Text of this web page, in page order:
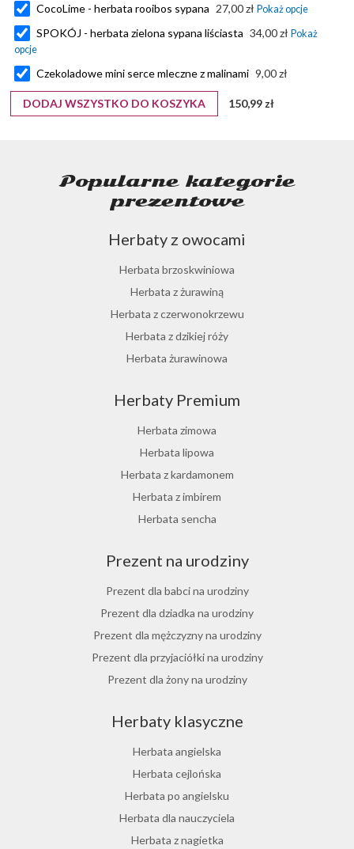
CocoLime - herbata rooibos sypana 27,00 zł
SPOKÓJ - herbata zielona sypana liściasta 34,00 zł
Czekoladowe mini serce mleczne z malinami 9,00 zł
DODAJ WSZYSTKO DO KOSZYKA 150,99 zł
Popularne kategorie
prezentowe
Herbaty z owocami
Herbata brzoskwiniowa
Herbata z żurawiną
Herbata z czerwonokrzewu
Herbata z dzikiej róży
Herbata żurawinowa
Ostrokrzew paragwajski
Hibiskus herbata
Herbata różana
Herbata z lukrecji
Herbata z rokitnika
Herbata jesienna
Herbaty Premium
Herbata zimowa
Herbata lipowa
Herbata z kardamonem
Herbata z imbirem
Herbata sencha
Herbata jaśminowa
Herbata jasminowa
Herbata rumiankowa
Koper włoski herbata
Herbata z goździkami
Herbata z cynamonem
Prezent na urodziny
Prezent dla babci na urodziny
Prezent dla dziadka na urodziny
Prezent dla mężczyzny na urodziny
Prezent dla przyjaciółki na urodziny
Prezent dla żony na urodziny
Prezent dla dziewczyny na urodziny
Prezent dla koleżanki na urodziny
Prezent dla mamy na urodziny
Prezent dla taty na urodziny
Prezent dla męża na urodziny
Prezent dla przyjaciela na urodziny
Herbaty klasyczne
Herbata angielska
Herbata cejlońska
Herbata po angielsku
Herbata dla nauczyciela
Herbata z nagietka